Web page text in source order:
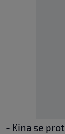
- Kina se